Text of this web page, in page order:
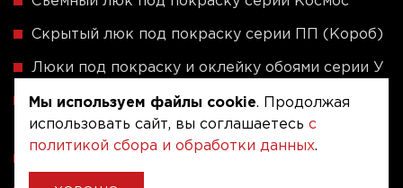
Скрытый люк под покраску серии ПП (Короб)
Люки под покраску и оклейку обоями серии У
Скрытые люки под плитку - Серия ЛПВК
(Купе)
Мы используем файлы cookie. Продолжая
использовать сайт, вы соглашаетесь с
политикой сбора и обработки данных.